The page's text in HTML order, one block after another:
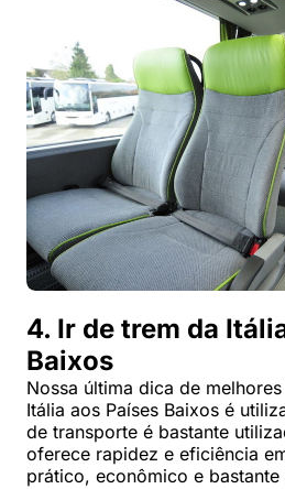
4. Ir de trem da
Baixos
Nossa última dica de
Itália aos Países Baixos é
de transporte é bastante
oferece rapidez e eficiência
prático, econômico e